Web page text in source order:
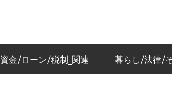
資金/ローン/税制_関連 暮らし/法律/